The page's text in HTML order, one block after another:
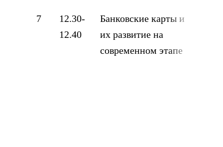
7
12.30-
12.40
Банковские карты и
их развитие на
современном этапе